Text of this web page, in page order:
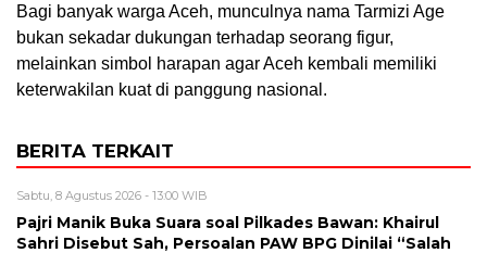
Bagi banyak warga Aceh, munculnya nama Tarmizi Age
bukan sekadar dukungan terhadap seorang figur,
melainkan simbol harapan agar Aceh kembali memiliki
keterwakilan kuat di panggung nasional.
BERITA TERKAIT
Sabtu, 8 Agustus 2026 - 13:00 WIB
Pajri Manik Buka Suara soal Pilkades Bawan: Khairul
Sahri Disebut Sah, Persoalan PAW BPG Dinilai “Salah